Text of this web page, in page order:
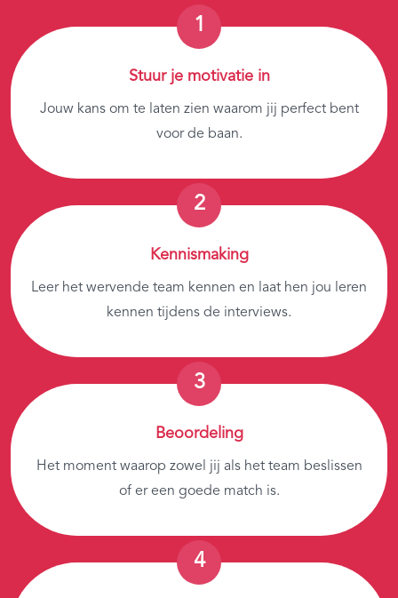
Stuur je motivatie in
Jouw kans om te laten zien waarom jij perfect bent
voor de baan.
Kennismaking
Leer het wervende team kennen en laat hen jou leren
kennen tijdens de interviews.
Beoordeling
Het moment waarop zowel jij als het team beslissen
of er een goede match is.